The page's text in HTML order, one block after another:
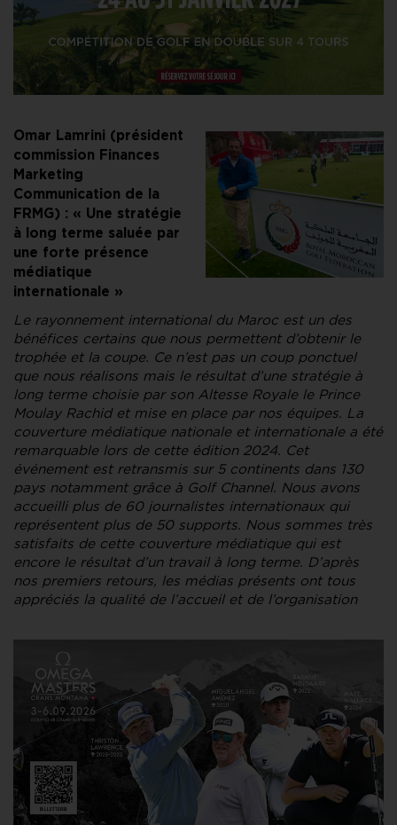
Omar Lamrini (président
commission Finances
Marketing
Communication de la
FRMG) : « Une stratégie
à long terme saluée par
une forte présence
médiatique
internationale »
Le rayonnement international du Maroc est un des
bénéfices certains que nous permettent d’obtenir le
trophée et la coupe. Ce n’est pas un coup ponctuel
que nous réalisons mais le résultat d’une stratégie à
long terme choisie par son Altesse Royale le Prince
Moulay Rachid et mise en place par nos équipes. La
couverture médiatique nationale et internationale a été
remarquable lors de cette édition 2024. Cet
événement est retransmis sur 5 continents dans 130
pays notamment grâce à Golf Channel. Nous avons
accueilli plus de 60 journalistes internationaux qui
représentent plus de 50 supports. Nous sommes très
satisfaits de cette couverture médiatique qui est
encore le résultat d’un travail à long terme. D’après
nos premiers retours, les médias présents ont tous
appréciés la qualité de l’accueil et de l’organisation